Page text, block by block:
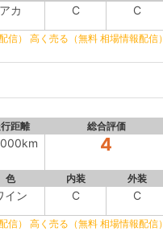
アカ C C
信） 高く売る（無料 相場情報配信）
距離 総合評価
4
色 内装 外装
イン C C
信） 高く売る（無料 相場情報配信）